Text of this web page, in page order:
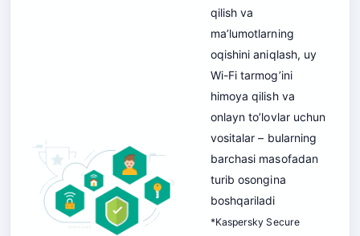
qilish va
ma’lumotlarning
oqishini aniqlash, uy
Wi-Fi tarmog’ini
himoya qilish va
onlayn to’lovlar uchun
vositalar – bularning
barchasi masofadan
turib osongina
boshqariladi
*Kaspersky Secure